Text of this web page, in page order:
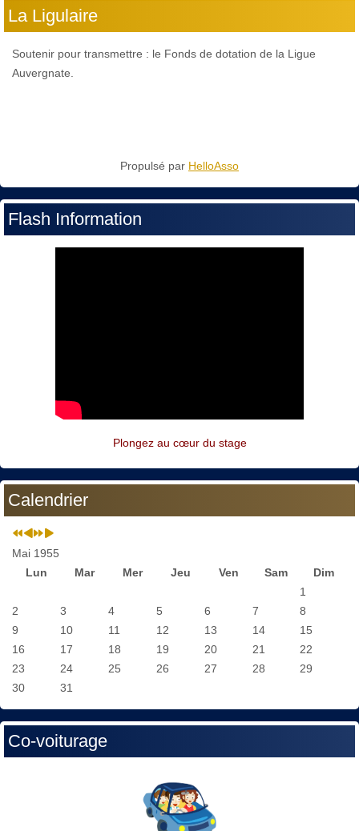
La Ligulaire
Soutenir pour transmettre : le Fonds de dotation de la Ligue
Auvergnate.
Propulsé par HelloAsso
Flash Information
Plongez au cœur du stage
Calendrier
Mai 1955
Lun
Mar Mer Jeu Ven Sam
Dim
1
2
3 4 5 6 7
8
9
10 11 12 13 14
15
16
17 18 19 20 21
22
23
24 25 26 27 28
29
30
31
Co-voiturage